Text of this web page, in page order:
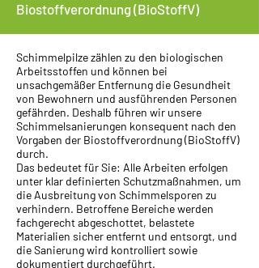
Biostoffverordnung (BioStoffV)
Schimmelpilze zählen zu den biologischen
Arbeitsstoffen und können bei
unsachgemäßer Entfernung die Gesundheit
von Bewohnern und ausführenden Personen
gefährden. Deshalb führen wir unsere
Schimmelsanierungen konsequent nach den
Vorgaben der Biostoffverordnung (BioStoffV)
durch.
Das bedeutet für Sie: Alle Arbeiten erfolgen
unter klar definierten Schutzmaßnahmen, um
die Ausbreitung von Schimmelsporen zu
verhindern. Betroffene Bereiche werden
fachgerecht abgeschottet, belastete
Materialien sicher entfernt und entsorgt, und
die Sanierung wird kontrolliert sowie
dokumentiert durchgeführt.